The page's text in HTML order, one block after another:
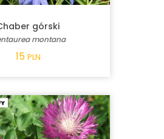
górski
montana
15 PLN